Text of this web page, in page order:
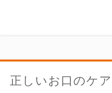
正しいお口のケ